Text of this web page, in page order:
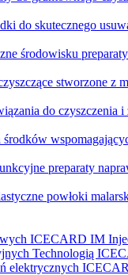
do skutecznego
środowisku
stworzone z
do czyszczenia
preparaty
powłoki
ICECARD IM
Technologią
elektrycznych